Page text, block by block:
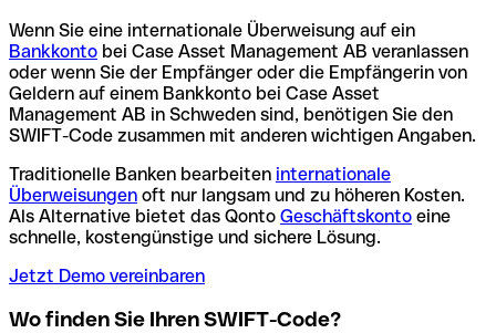
Wenn Sie eine internationale Überweisung auf ein
Bankkonto bei Case Asset Management AB veranlassen
oder wenn Sie der Empfänger oder die Empfängerin von
Geldern auf einem Bankkonto bei Case Asset
Management AB in Schweden sind, benötigen Sie den
SWIFT-Code zusammen mit anderen wichtigen Angaben.
Traditionelle Banken bearbeiten internationale
Überweisungen oft nur langsam und zu höheren Kosten.
Als Alternative bietet das Qonto Geschäftskonto eine
schnelle, kostengünstige und sichere Lösung.
Jetzt Demo vereinbaren
Wo finden Sie Ihren SWIFT-Code?